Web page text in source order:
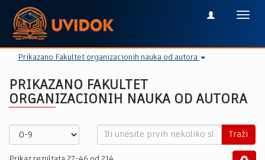
Prikazano Fakultet organizacionih nauka od autora
PRIKAZANO FAKULTET
ORGANIZACIONIH NAUKA OD AUTORA
Traži